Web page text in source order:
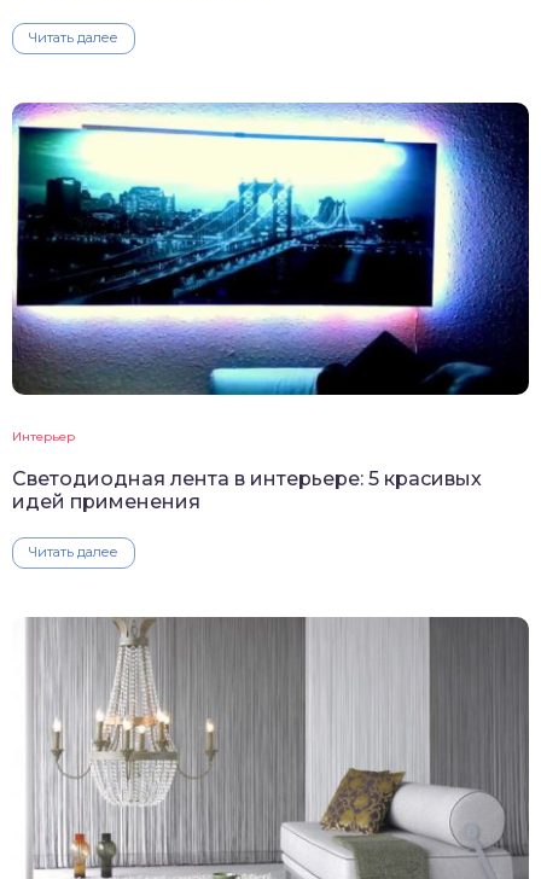
Читать далее
Интерьер
Светодиодная лента в интерьере: 5 красивых
идей применения
Читать далее